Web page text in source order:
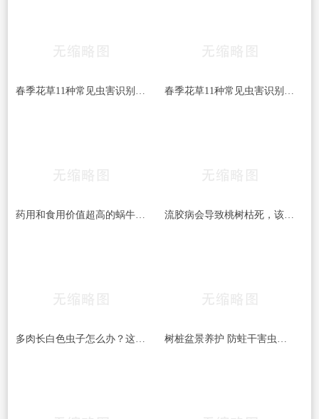
春季花草11种常见虫害识别及病虫害防治方法 春季花草11种常见虫害识别及病虫害防治方法
药用和食用价值超高的蜗牛 是益虫还是害虫？ 流胶病会导致桃树枯死，该如何预防和治疗桃树流胶病呢
多肉长白色虫子怎么办？这6种方法,3天就能一扫而光! 树桩盆景养护 防蛀干害虫的几种方法